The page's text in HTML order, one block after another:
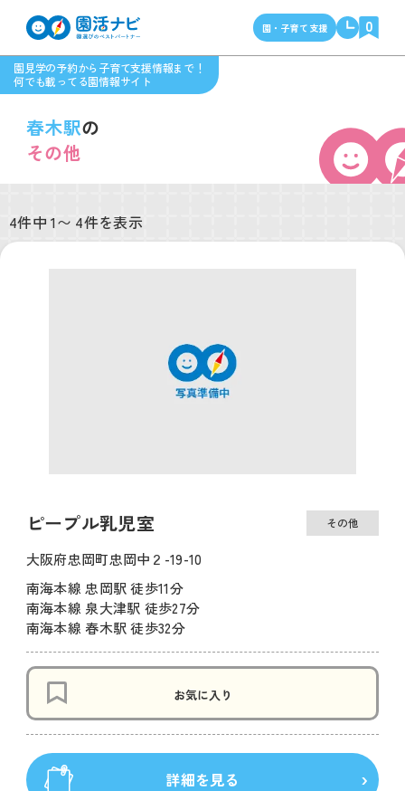
園見学の予約から子育て支援情報まで！
何でも載ってる園情報サイト
園・子育て支援 0
春木駅の
その他
4件中 1〜 4件を表示
ピープル乳児室 その他
大阪府忠岡町忠岡中２-19-10
南海本線 忠岡駅 徒歩11分
南海本線 泉大津駅 徒歩27分
南海本線 春木駅 徒歩32分
お気に入り
詳細を見る